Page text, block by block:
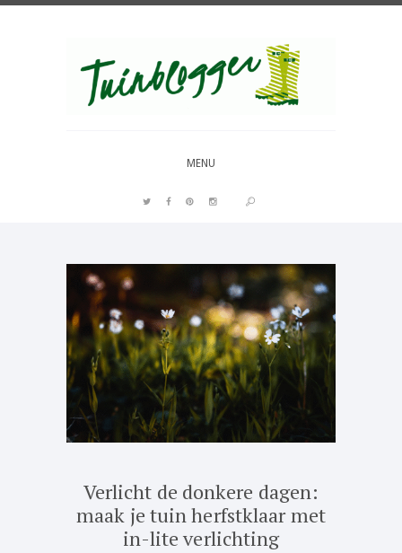
MENU
Verlicht de donkere dagen:
maak je tuin herfstklaar met
in-lite verlichting